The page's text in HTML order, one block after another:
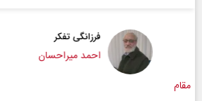
فرزانگی تفکر
احمد میراحسان